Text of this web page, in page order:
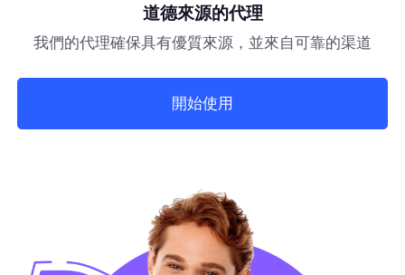
道德來源的代理
我們的代理確保具有優質來源，並來自可靠的渠道
開始使用